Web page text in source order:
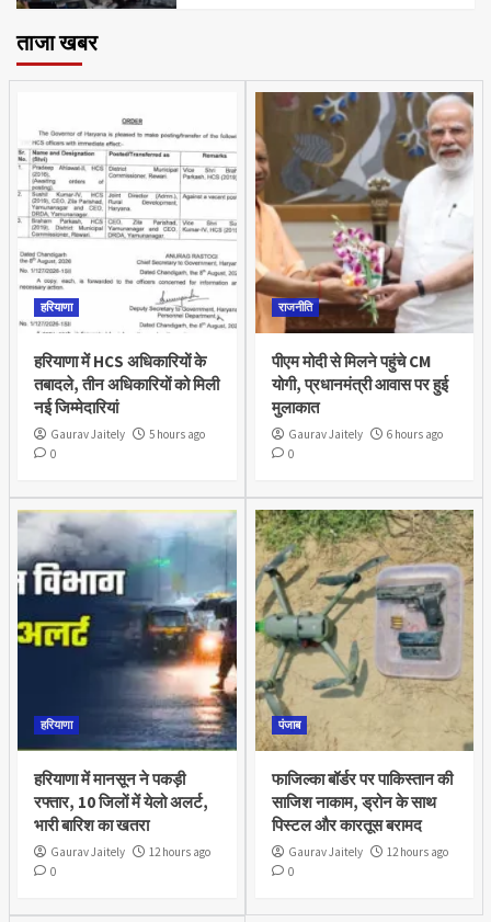
ताजा खबर
हरियाणा
हरियाणा में HCS अधिकारियों के
तबादले, तीन अधिकारियों को मिली
नई जिम्मेदारियां
Gaurav Jaitely
5 hours ago
0
राजनीति
पीएम मोदी से मिलने पहुंचे CM
योगी, प्रधानमंत्री आवास पर हुई
मुलाकात
Gaurav Jaitely
6 hours ago
0
हरियाणा
हरियाणा में मानसून ने पकड़ी
रफ्तार, 10 जिलों में येलो अलर्ट,
भारी बारिश का खतरा
Gaurav Jaitely
12 hours ago
0
पंजाब
फाजिल्का बॉर्डर पर पाकिस्तान की
साजिश नाकाम, ड्रोन के साथ
पिस्टल और कारतूस बरामद
Gaurav Jaitely
12 hours ago
0